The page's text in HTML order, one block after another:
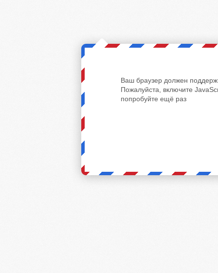
Ваш браузер должен
Пожалуйста, включите
попробуйте ещё раз